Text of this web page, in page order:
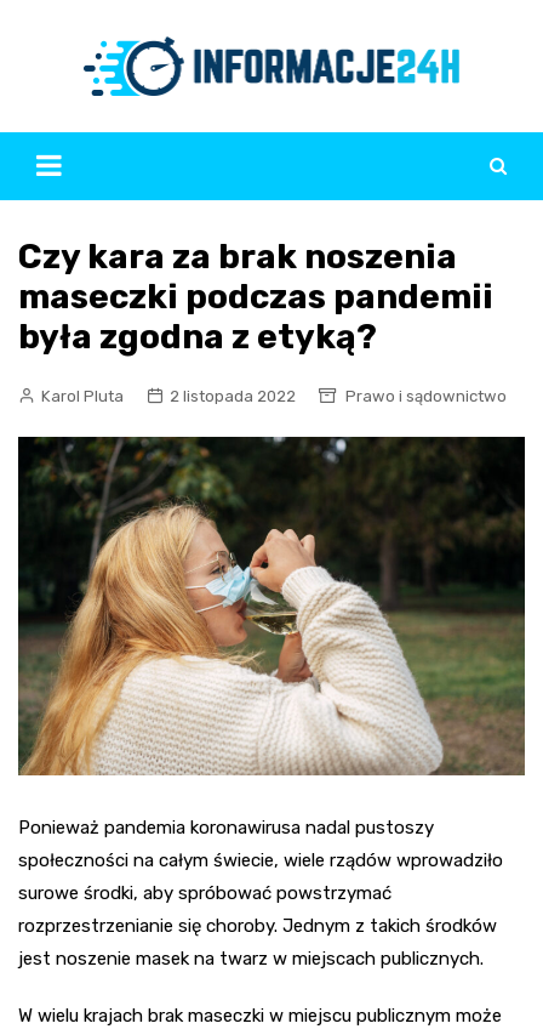
Czy kara za brak noszenia
maseczki podczas pandemii
była zgodna z etyką?
Karol Pluta 2 listopada 2022 Prawo i sądownictwo
Ponieważ pandemia koronawirusa nadal pustoszy
społeczności na całym świecie, wiele rządów wprowadziło
surowe środki, aby spróbować powstrzymać
rozprzestrzenianie się choroby. Jednym z takich środków
jest noszenie masek na twarz w miejscach publicznych.
W wielu krajach brak maseczki w miejscu publicznym może